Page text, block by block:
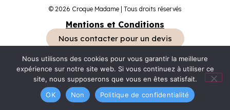
© 2026 Croque Madame | Tous droits réservés
Mentions et Conditions
Nous contacter pour un devis
Nous utilisons des cookies pour vous garantir la meilleure
expérience sur notre site web. Si vous continuez à utiliser ce
site, nous supposerons que vous en êtes satisfait.
OK
Non Politique de confidentialité